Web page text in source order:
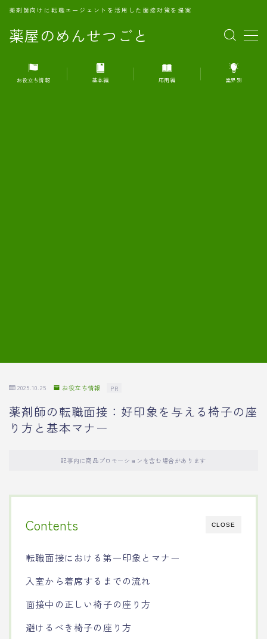
薬屋のめんせつごと
薬剤師向けに転職エージェントを活用した面接対策を提案
MENU
1.転職エージェントとは何か？
お役立ち情報 基本編 応用編 業界別
2025.10.25 お役立ち情報 PR
薬剤師の転職面接：好印象を与える椅子の座
り方と基本マナー
記事内に商品プロモーションを含む場合があります
CLOSE
Contents
転職面接における第一印象とマナー
入室から着席するまでの流れ
面接中の正しい椅子の座り方
避けるべき椅子の座り方